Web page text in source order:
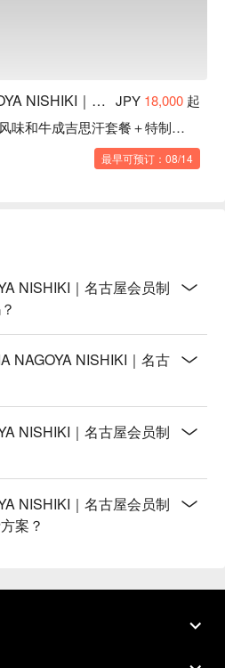
YAKINIKUMAFIA NAGOYA NISHIKI｜名古屋会员制高级烧肉 JPY 18,000 起
【预约申请制】药膳火锅风味和牛成吉思汗套餐＋特制甜点
最早可预订：08/14
NISHIKI｜名古屋会员制
NAGOYA NISHIKI｜名古
NISHIKI｜名古屋会员制
NISHIKI｜名古屋会员制
案？